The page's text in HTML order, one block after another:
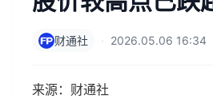
财通社 · 2026.05.06 16:34
来源：财通社